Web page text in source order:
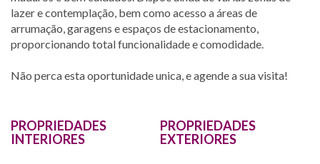
lazer e contemplação, bem como acesso a áreas de
arrumação, garagens e espaços de estacionamento,
proporcionando total funcionalidade e comodidade.
Não perca esta oportunidade unica, e agende a sua visita!
PROPRIEDADES
INTERIORES
PROPRIEDADES
EXTERIORES